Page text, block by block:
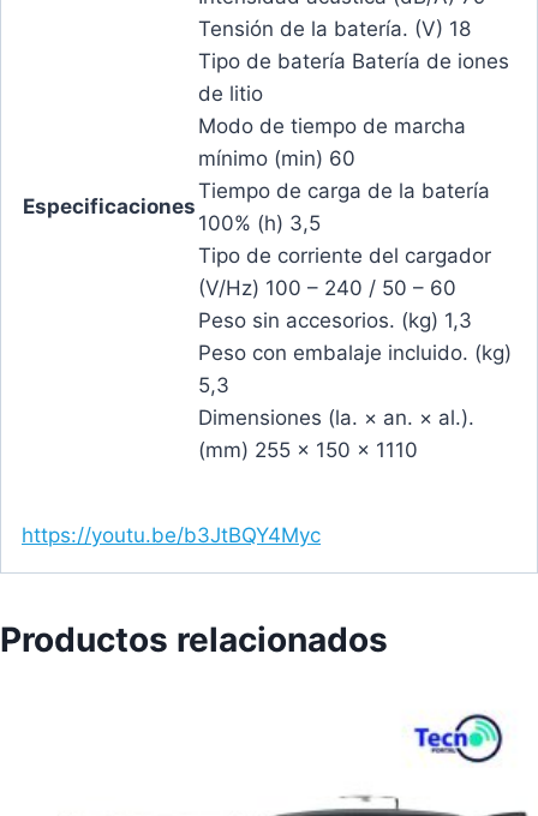
Especificaciones
Tensión de la batería. (V) 18
Tipo de batería Batería de iones
de litio
Modo de tiempo de marcha
mínimo (min) 60
Tiempo de carga de la batería
100% (h) 3,5
Tipo de corriente del cargador
(V/Hz) 100 – 240 / 50 – 60
Peso sin accesorios. (kg) 1,3
Peso con embalaje incluido. (kg)
5,3
Dimensiones (la. × an. × al.).
(mm) 255 x 150 x 1110
https://youtu.be/b3JtBQY4Myc
Productos relacionados